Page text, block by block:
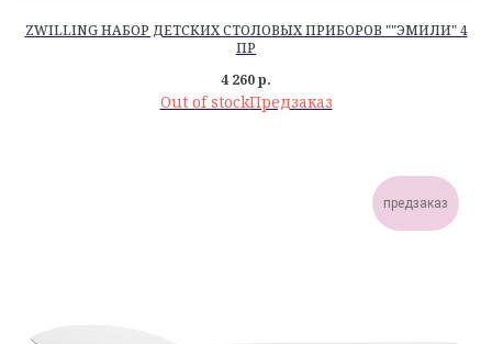
ZWILLING НАБОР ДЕТСКИХ СТОЛОВЫХ ПРИБОРОВ ""ЭМИЛИ" 4
ПР
4 260р.
Out of stock
предзаказ